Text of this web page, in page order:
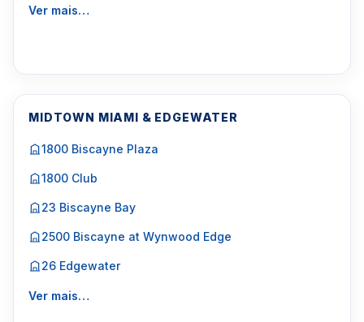
Ver mais…
MIDTOWN MIAMI & EDGEWATER
1800 Biscayne Plaza
1800 Club
23 Biscayne Bay
2500 Biscayne at Wynwood Edge
26 Edgewater
Ver mais…